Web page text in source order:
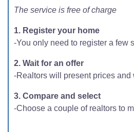
The service is free of charge
1. Register your home
-You only need to register a few
2. Wait for an offer
-Realtors will present prices and
3. Compare and select
-Choose a couple of realtors to